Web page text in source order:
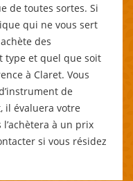
de toutes sortes. Si
qui ne vous sert
des
type et quel que soit
à Claret. Vous
de
il évaluera votre
à un prix
si vous résidez